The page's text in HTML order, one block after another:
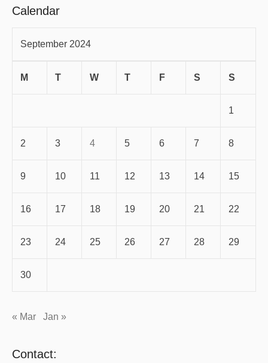
Calendar
September 2024
M T W T F S S
1
2 3 4 5 6 7 8
9 10 11 12 13 14 15
16 17 18 19 20 21 22
23 24 25 26 27 28 29
30
« Mar Jan »
Contact: